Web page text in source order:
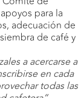
para la
adecuación de
de café y
a acercarse a
en cada
todas las